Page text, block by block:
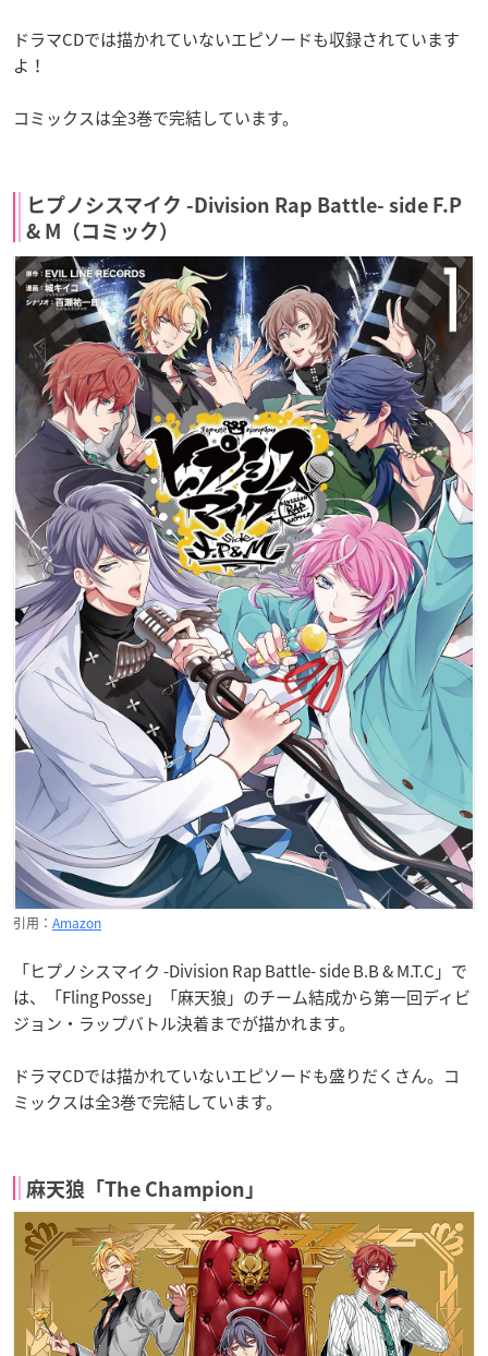
ドラマCDでは描かれていないエピソードも収録されています
よ！
コミックスは全3巻で完結しています。
ヒプノシスマイク -Division Rap Battle- side F.P
& M（コミック）
引用： Amazon
「ヒプノシスマイク -Division Rap Battle- side B.B & M.T.C」で
は、「Fling Posse」「麻天狼」のチーム結成から第一回ディビ
ジョン・ラップバトル決着までが描かれます。
ドラマCDでは描かれていないエピソードも盛りだくさん。コ
ミックスは全3巻で完結しています。
麻天狼「The Champion」